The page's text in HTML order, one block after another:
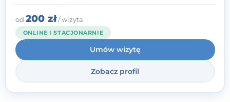
empatii i pokory. Dziś łączę doświadczenie
nauczycielki, psychologa, psychoterapeuty
i seksuologa tworząc bezpieczną
przestrzeń, w której można poczuć spokój i
wsparcie. Nie obiecuję łatwych rozwiązań -
ale mogę obiecać, że będę po Twojej
od 200 zł/ wizyta
ONLINE I STACJONARNIE
Umów wizytę
Zobacz profil